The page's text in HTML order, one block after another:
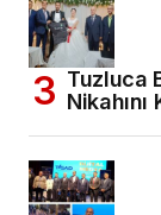
Tuzluca
Nikahını